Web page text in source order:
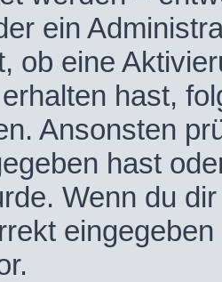
ein
ob eine
hast,
Ansonsten
hast
Wenn du